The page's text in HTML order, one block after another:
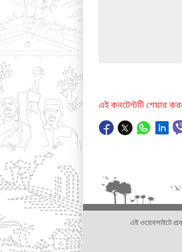
এই কনটেন্টটি শেয়ার
এই ওয়েবসাইটে